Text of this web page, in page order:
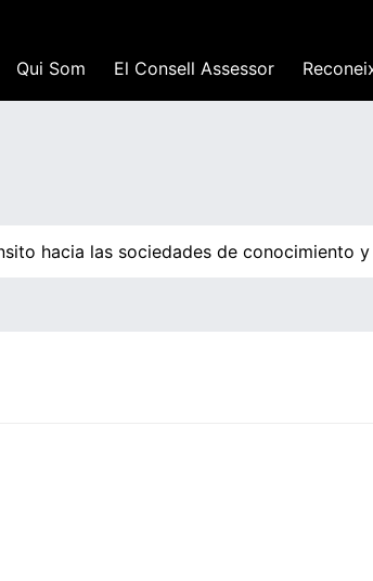
Qui Som El Consell Assessor
hacia las sociedades de conocimiento